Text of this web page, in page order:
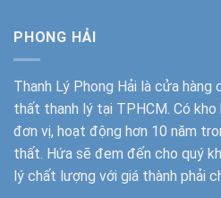
PHONG HẢI
Thanh Lý Phong Hải là cửa hàng
thất thanh lý tại TPHCM. Có kho
đơn vị, hoạt động hơn 10 năm
thất. Hứa sẽ đem đến cho quý
lý chất lượng với giá thành phải